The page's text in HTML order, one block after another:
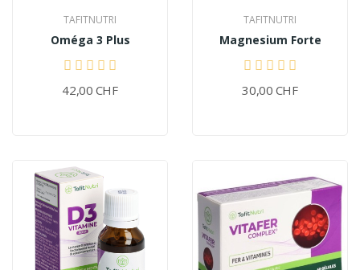
TAFITNUTRI
Oméga 3 Plus
42,00 CHF
TAFITNUTRI
Magnesium Forte
30,00 CHF